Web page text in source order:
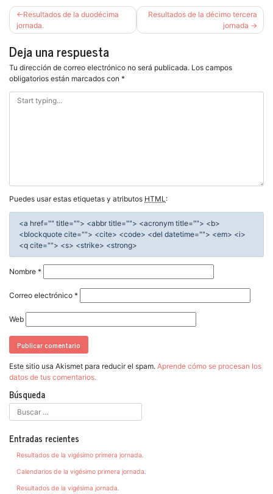
Navegación
de
entradas
Resultados de la duodécima
jornada.
Resultados de la décimo tercera
jornada
Deja una respuesta
Tu dirección de correo electrónico no será publicada. Los campos
obligatorios están marcados con *
Puedes usar estas etiquetas y atributos HTML:
<a href="" title=""> <abbr title=""> <acronym title=""> <b>
<blockquote cite=""> <cite> <code> <del datetime=""> <em> <i>
<q cite=""> <s> <strike> <strong>
Nombre *
Correo electrónico *
Web
Este sitio usa Akismet para reducir el spam. Aprende cómo se procesan los
datos de tus comentarios.
Búsqueda
Entradas recientes
Resultados de la vigésimo primera jornada.
Calendarios de la vigésimo primera jornada.
Resultados de la vigésima jornada.